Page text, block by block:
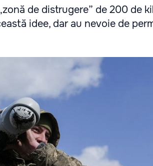
de distrugere” de 200 de
idee, dar au nevoie de